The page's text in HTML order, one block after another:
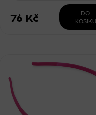
76 Kč
DO
KOŠÍKU